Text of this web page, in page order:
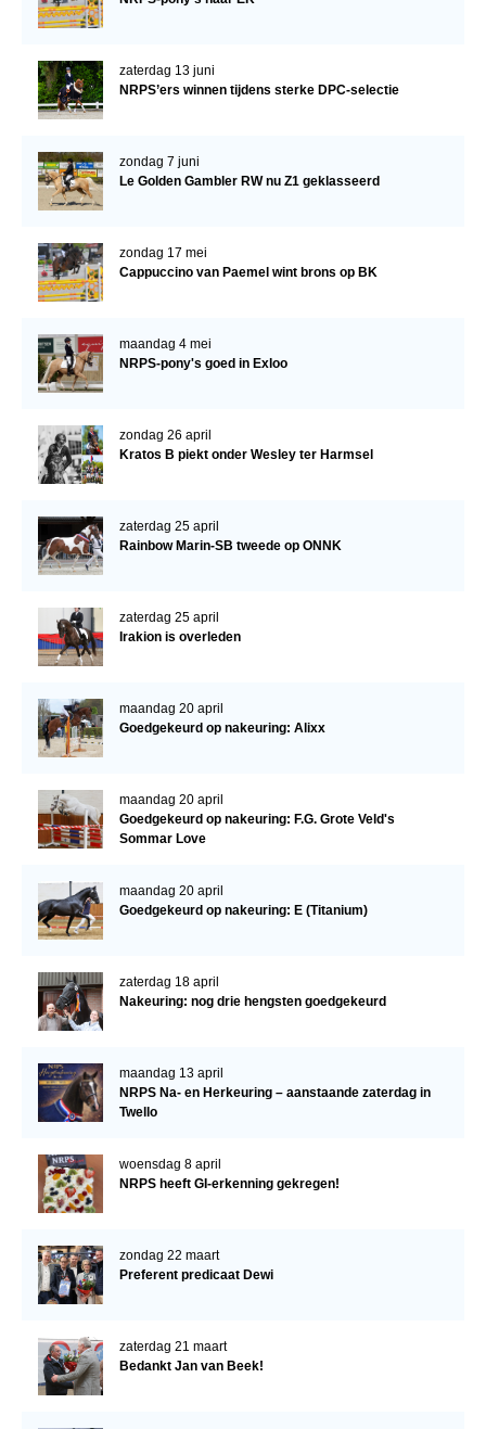
Verrichtingsonderzoek 2020-2021
Sport
Paard te koop
Inloggen
CONTACT
Regio Noord
Regio Midden
Regio West
Bestuur Regio West
Bestuur Regio Zuid
Word vrijiwilliger
KALENDER
Evenementen
zaterdag 13 juni
NRPS’ers winnen tijdens sterke DPC-selectie
zondag 7 juni
Le Golden Gambler RW nu Z1 geklasseerd
zondag 17 mei
Cappuccino van Paemel wint brons op BK
maandag 4 mei
NRPS-pony's goed in Exloo
zondag 26 april
Kratos B piekt onder Wesley ter Harmsel
zaterdag 25 april
Rainbow Marin-SB tweede op ONNK
zaterdag 25 april
Irakion is overleden
maandag 20 april
Goedgekeurd op nakeuring: Alixx
maandag 20 april
Goedgekeurd op nakeuring: F.G. Grote Veld's
Sommar Love
maandag 20 april
Goedgekeurd op nakeuring: E (Titanium)
zaterdag 18 april
Nakeuring: nog drie hengsten goedgekeurd
maandag 13 april
NRPS Na- en Herkeuring – aanstaande zaterdag in
Twello
woensdag 8 april
NRPS heeft GI-erkenning gekregen!
zondag 22 maart
Preferent predicaat Dewi
zaterdag 21 maart
Bedankt Jan van Beek!